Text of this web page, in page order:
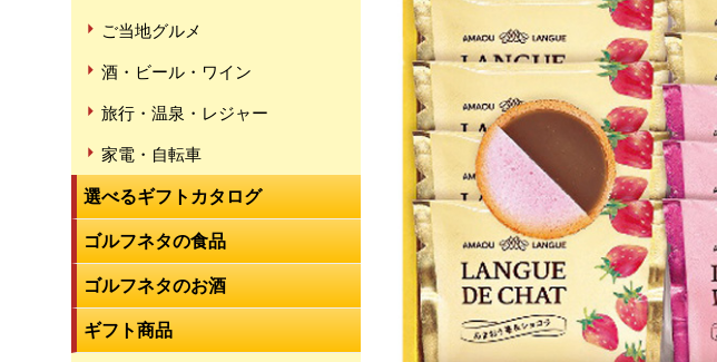
ご当地グルメ
酒・ビール・ワイン
旅行・温泉・レジャー
家電・自転車
選べるギフトカタログ
ゴルフネタの食品
ゴルフネタのお酒
ギフト商品